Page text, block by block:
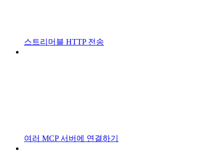
스트리머블 HTTP 전송
여러 MCP 서버에 연결하기